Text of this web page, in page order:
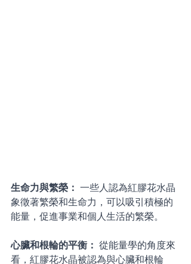
生命力與繁榮： 一些人認為紅膠花水晶
象徵著繁榮和生命力，可以吸引積極的
能量，促進事業和個人生活的繁榮。
心臟和根輪的平衡： 從能量學的角度來
看，紅膠花水晶被認為與心臟和根輪